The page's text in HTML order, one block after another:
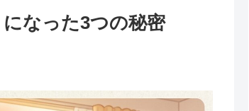
なった3つの秘密